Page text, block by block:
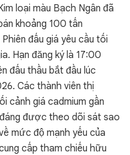
loại màu Bạch Ngân đã
khoảng 100 tấn
đấu giá yêu cầu tối
Hạn đăng ký là 17:00
đấu thầu bắt đầu lúc
Các thành viên thị
cảnh giá cadmium gần
được theo dõi sát sao
mức độ mạnh yếu của
cấp tham chiếu hữu